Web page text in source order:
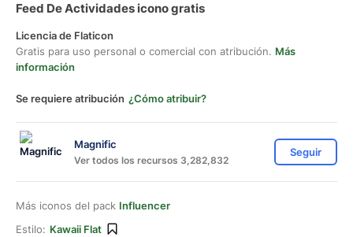
Feed De Actividades icono gratis
Licencia de Flaticon
Gratis para uso personal o comercial con atribución. Más
información
Se requiere atribución ¿Cómo atribuir?
Magnific
Ver todos los recursos 3,282,832
Seguir
Más iconos del pack Influencer
Estilo: Kawaii Flat